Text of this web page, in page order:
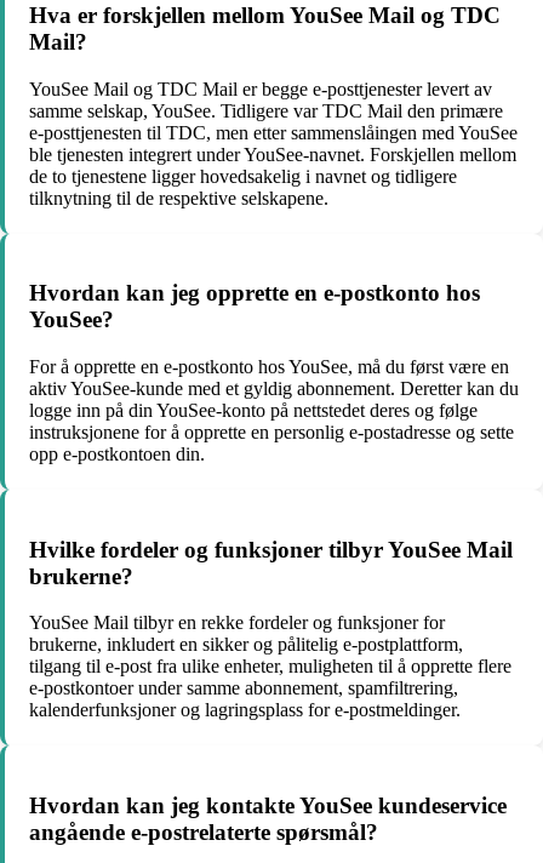
Hva er forskjellen mellom YouSee Mail og TDC
Mail?
YouSee Mail og TDC Mail er begge e-posttjenester levert av
samme selskap, YouSee. Tidligere var TDC Mail den primære
e-posttjenesten til TDC, men etter sammenslåingen med YouSee
ble tjenesten integrert under YouSee-navnet. Forskjellen mellom
de to tjenestene ligger hovedsakelig i navnet og tidligere
tilknytning til de respektive selskapene.
Hvordan kan jeg opprette en e-postkonto hos
YouSee?
For å opprette en e-postkonto hos YouSee, må du først være en
aktiv YouSee-kunde med et gyldig abonnement. Deretter kan du
logge inn på din YouSee-konto på nettstedet deres og følge
instruksjonene for å opprette en personlig e-postadresse og sette
opp e-postkontoen din.
Hvilke fordeler og funksjoner tilbyr YouSee Mail
brukerne?
YouSee Mail tilbyr en rekke fordeler og funksjoner for
brukerne, inkludert en sikker og pålitelig e-postplattform,
tilgang til e-post fra ulike enheter, muligheten til å opprette flere
e-postkontoer under samme abonnement, spamfiltrering,
kalenderfunksjoner og lagringsplass for e-postmeldinger.
Hvordan kan jeg kontakte YouSee kundeservice
angående e-postrelaterte spørsmål?